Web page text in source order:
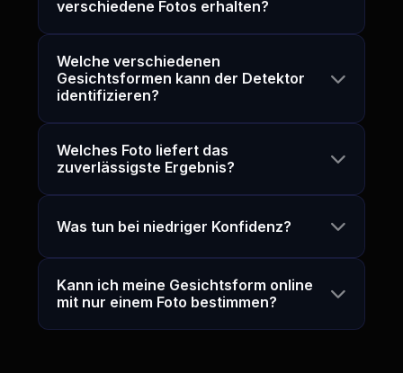
verschiedene Fotos erhalten?
Welche verschiedenen
Gesichtsformen kann der Detektor
identifizieren?
Welches Foto liefert das
zuverlässigste Ergebnis?
Was tun bei niedriger Konfidenz?
Kann ich meine Gesichtsform online
mit nur einem Foto bestimmen?